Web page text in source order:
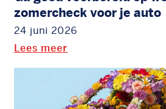
zomercheck voor je auto
24 juni 2026
Lees meer